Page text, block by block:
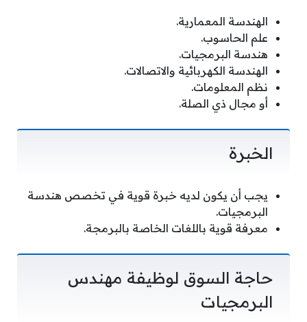
الهندسة المعمارية.
علم الحاسوب.
هندسة البرمجيات.
الهندسة الكهربائية والاتصالات.
نظم المعلومات.
أو مجال ذي الصلة.
الخبرة
يجب أن يكون لديه خبرة قوية في تخصص هندسة
البرمجيات.
معرفة قوية باللغات الخاصة بالبرمجة.
حاجة السوق لوظيفة مهندس
البرمجيات